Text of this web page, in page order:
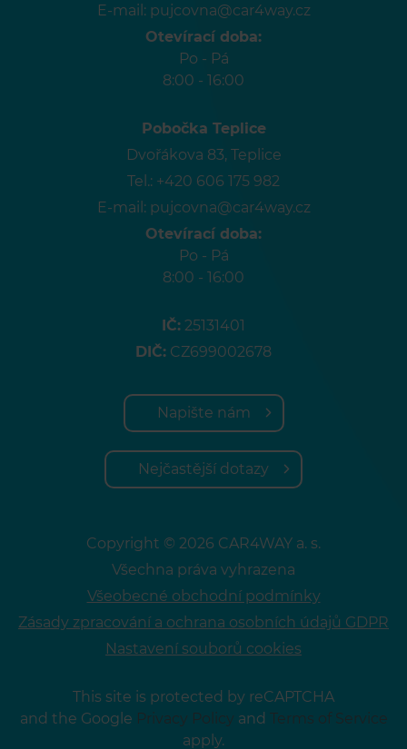
E-mail: pujcovna@car4way.cz
Otevírací doba:
Po - Pá
8:00 - 16:00
Pobočka Teplice
Dvořákova 83, Teplice
Tel.: +420 606 175 982
E-mail: pujcovna@car4way.cz
Otevírací doba:
Po - Pá
8:00 - 16:00
IČ: 25131401
DIČ: CZ699002678
Napište nám
Nejčastější dotazy
Copyright © 2026 CAR4WAY a. s.
Všechna práva vyhrazena
Všeobecné obchodní podmínky
Zásady zpracování a ochrana osobních údajů GDPR
Nastavení souborů cookies
This site is protected by reCAPTCHA
and the Google Privacy Policy and Terms of Service
apply.